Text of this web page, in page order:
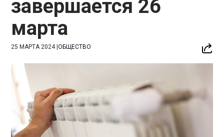
завершается 26
марта
25 МАРТА 2024|ОБЩЕСТВО